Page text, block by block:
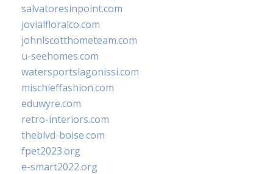
salvatoresinpoint.com
jovialfloralco.com
johnlscotthometeam.com
u-seehomes.com
watersportslagonissi.com
mischieffashion.com
eduwyre.com
retro-interiors.com
theblvd-boise.com
fpet2023.org
e-smart2022.org